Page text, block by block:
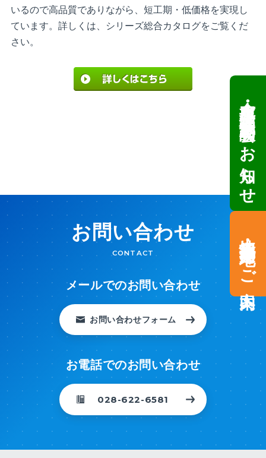
倉庫・工場建設 個別相談会のお知らせ
土地情報・事業用地のご案内
いるので高品質でありながら、短工期・低価格を実現し
ています。詳しくは、シリーズ総合カタログをご覧くだ
さい。
お問い合わせ
CONTACT
メールでのお問い合わせ
お問い合わせフォーム
お電話でのお問い合わせ
028-622-6581